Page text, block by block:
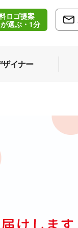
ロゴ提案
選ぶ・1分
イナー